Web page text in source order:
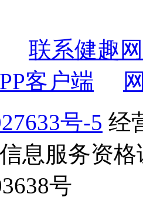
联系健趣网
客户端
号-5 经
息服务资
号